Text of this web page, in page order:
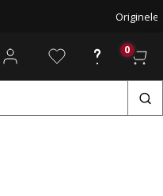
Originele
0